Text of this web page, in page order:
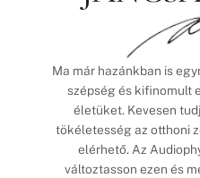
Ma már hazánkban is
szépség és kifinomult
életüket. Kevesen
tökéletesség az otthoni
elérhető. Az
változtasson ezen és